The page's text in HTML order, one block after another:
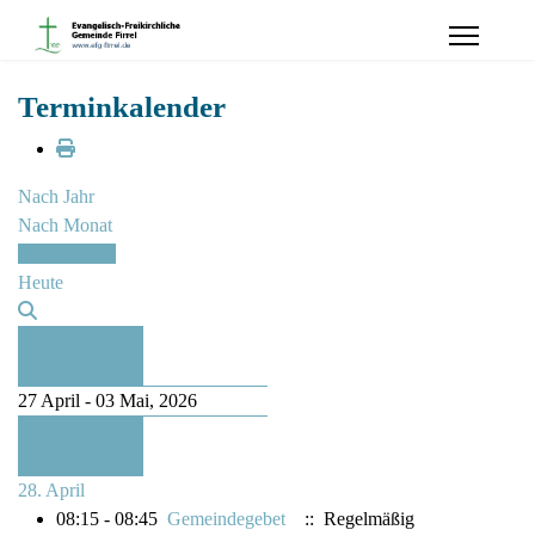
Terminkalender
Nach Jahr
Nach Monat
Heute
27 April - 03 Mai, 2026
28. April
08:15 - 08:45 Gemeindegebet :: Regelmäßig